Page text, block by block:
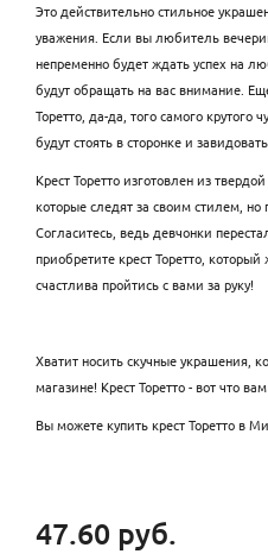
Это действительно стильное
уважения. Если вы любитель
непременно будет ждать успех на
будут обращать на вас внимание.
Торетто, да-да, того самого
будут стоять в сторонке и
Крест Торетто изготовлен из
которые следят за своим стилем,
Согласитесь, ведь девчонки
приобретите крест Торетто,
счастлива пройтись с вами за руку!
Хватит носить скучные украшения,
магазине! Крест Торетто - вот что
Вы можете купить крест Торетто в
47.60 руб.